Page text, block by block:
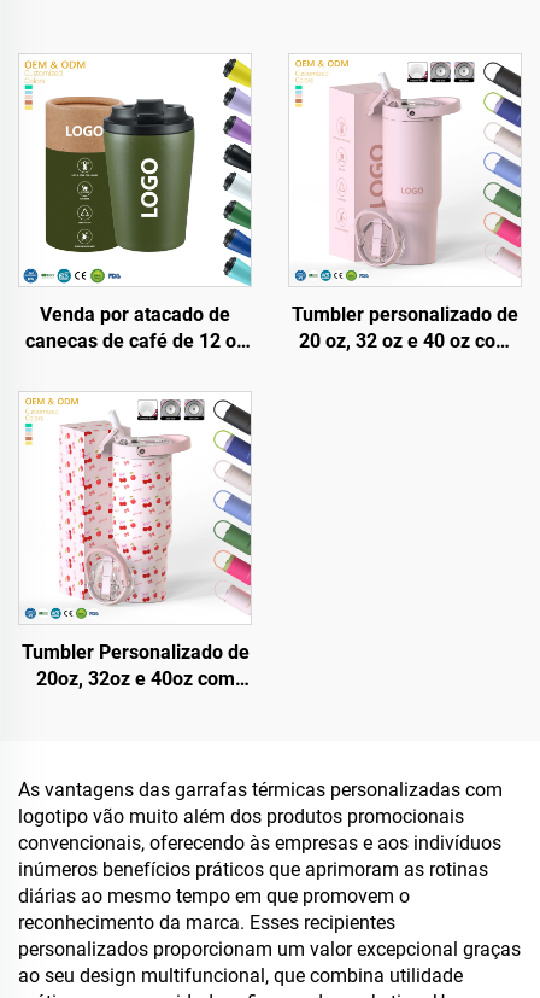
Venda por atacado de
canecas de café de 12 oz
isolada, aço inoxidável,
tumbler a vácuo com
logotipo personalizado
Tumbler personalizado de
20 oz, 32 oz e 40 oz com
Tumbler Personalizado de
20oz, 32oz e 40oz com
para Viagem com Alça,
para Bebidas Quentes e
Frias
As vantagens das garrafas térmicas personalizadas com
logotipo vão muito além dos produtos promocionais
convencionais, oferecendo às empresas e aos indivíduos
inúmeros benefícios práticos que aprimoram as rotinas
diárias ao mesmo tempo em que promovem o
reconhecimento da marca. Esses recipientes
personalizados proporcionam um valor excepcional graças
ao seu design multifuncional, que combina utilidade